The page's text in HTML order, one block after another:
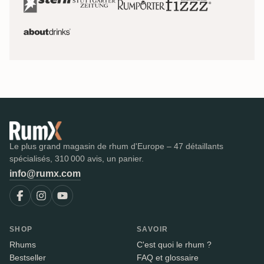
Le plus grand magasin de rhum d'Europe – 47 détaillants
spécialisés, 310 000 avis, un panier.
info@rumx.com
SHOP
Rhums
Bestseller
SAVOIR
C'est quoi le rhum ?
FAQ et glossaire